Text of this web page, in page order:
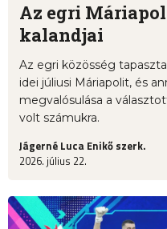
Az egri
kalandjai
Az egri közösség
idei júliusi Máriapolit, és
megvalósulása a
volt számukra.
Jágerné Luca Enikő szerk.
2026. július 22.